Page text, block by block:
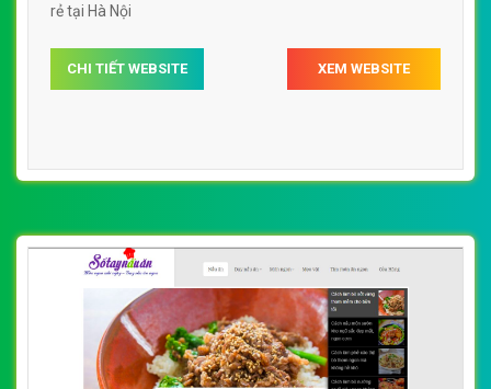
rẻ tại Hà Nội
CHI TIẾT WEBSITE XEM WEBSITE